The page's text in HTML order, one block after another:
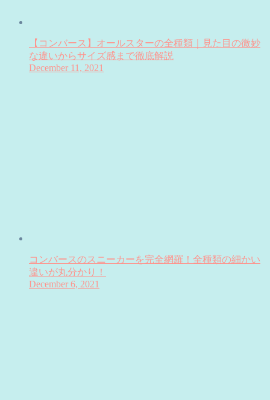
【コンバース】オールスターの全種類｜見た目の微妙
な違いからサイズ感まで徹底解説
December 11, 2021
コンバースのスニーカーを完全網羅！全種類の細かい
違いが丸分かり！
December 6, 2021